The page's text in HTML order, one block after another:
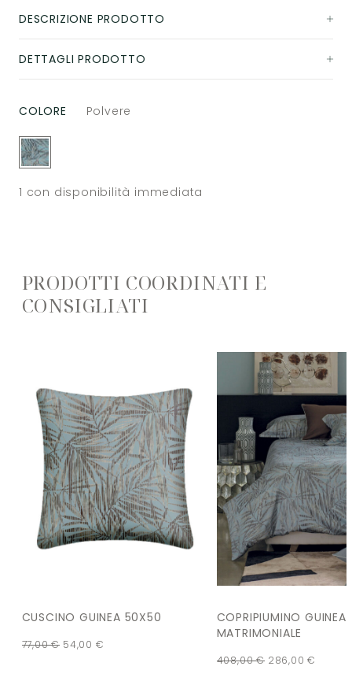
DESCRIZIONE PRODOTTO
DETTAGLI PRODOTTO
COLORE Polvere
1 con disponibilità immediata
PRODOTTI COORDINATI E
CONSIGLIATI
CUSCINO GUINEA 50X50
77,00€ 54,00 €
COPRIPIUMINO GUINEA
MATRIMONIALE
408,00€ 286,00€